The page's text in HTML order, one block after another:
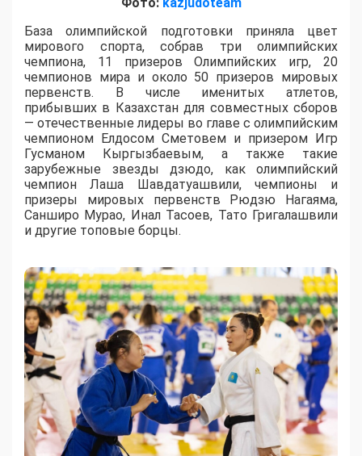
Фото: kazjudoteam
База олимпийской подготовки приняла цвет
мирового спорта, собрав три олимпийских
чемпиона, 11 призеров Олимпийских игр, 20
чемпионов мира и около 50 призеров мировых
первенств. В числе именитых атлетов,
прибывших в Казахстан для совместных сборов
— отечественные лидеры во главе с олимпийским
чемпионом Елдосом Сметовем и призером Игр
Гусманом Кыргызбаевым, а также такие
зарубежные звезды дзюдо, как олимпийский
чемпион Лаша Шавдатуашвили, чемпионы и
призеры мировых первенств Рюдзю Нагаяма,
Санширо Мурао, Инал Тасоев, Тато Григалашвили
и другие топовые борцы.